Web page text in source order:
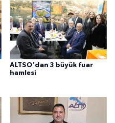
ALTSO'dan 3 büyük fuar
hamlesi